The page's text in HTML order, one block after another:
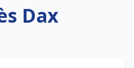
Dax